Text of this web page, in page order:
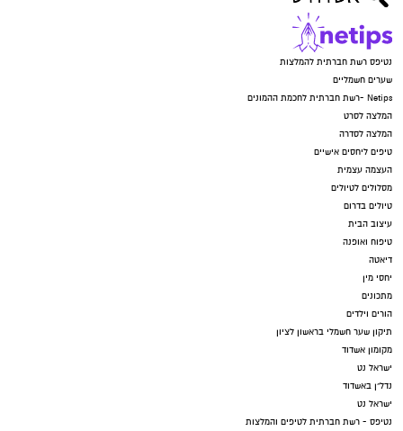
נטיפס רשת חברתית להמלצות
שערים חשמליים
Netips -רשת חברתית לחכמת ההמונים
המלצה לסרט
המלצה לסדרה
טיפים ליחסים אישיים
העצמה עצמית
מסלולים לטיולים
טיולים בדרום
עיצוב הבית
טיפוח ואופנה
דיאטה
יחסי מין
מתכונים
הורים וילדים
תיקון שער חשמלי בראשון לציון
מקומון אשדוד
ישראל נט
נדל"ן באשדוד
ישראל נט
נטיפס - רשת חברתית לטיפים והמלצות